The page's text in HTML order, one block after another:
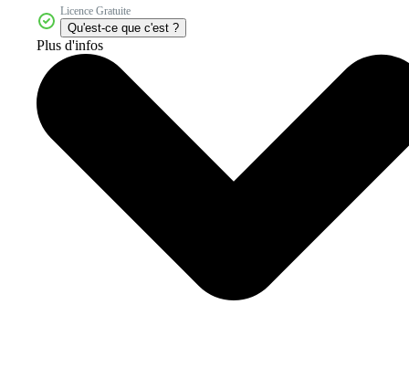
Licence Gratuite
Qu'est-ce que c'est ?
Plus d'infos